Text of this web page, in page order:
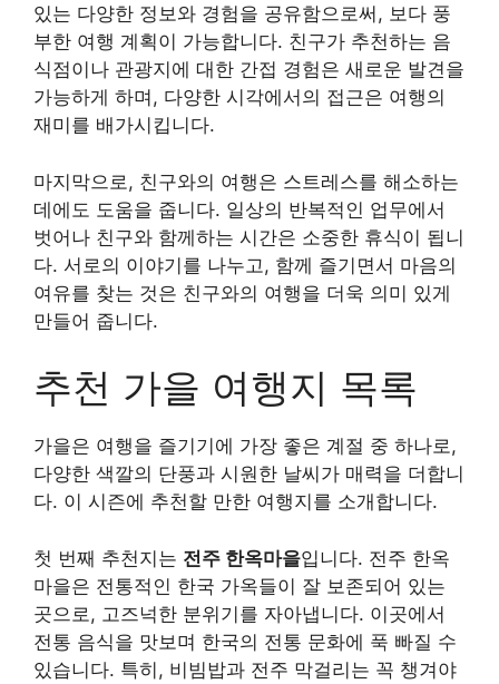
있는 다양한 정보와 경험을 공유함으로써, 보다 풍
부한 여행 계획이 가능합니다. 친구가 추천하는 음
식점이나 관광지에 대한 간접 경험은 새로운 발견을
가능하게 하며, 다양한 시각에서의 접근은 여행의
재미를 배가시킵니다.
마지막으로, 친구와의 여행은 스트레스를 해소하는
데에도 도움을 줍니다. 일상의 반복적인 업무에서
벗어나 친구와 함께하는 시간은 소중한 휴식이 됩니
다. 서로의 이야기를 나누고, 함께 즐기면서 마음의
여유를 찾는 것은 친구와의 여행을 더욱 의미 있게
만들어 줍니다.
추천 가을 여행지 목록
가을은 여행을 즐기기에 가장 좋은 계절 중 하나로,
다양한 색깔의 단풍과 시원한 날씨가 매력을 더합니
다. 이 시즌에 추천할 만한 여행지를 소개합니다.
첫 번째 추천지는 전주 한옥마을입니다. 전주 한옥
마을은 전통적인 한국 가옥들이 잘 보존되어 있는
곳으로, 고즈넉한 분위기를 자아냅니다. 이곳에서
전통 음식을 맛보며 한국의 전통 문화에 푹 빠질 수
있습니다. 특히, 비빔밥과 전주 막걸리는 꼭 챙겨야